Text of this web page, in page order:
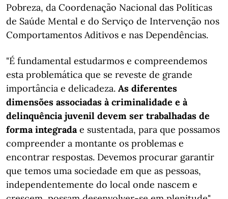
Pobreza, da Coordenação Nacional das Políticas
de Saúde Mental e do Serviço de Intervenção nos
Comportamentos Aditivos e nas Dependências.
"É fundamental estudarmos e compreendemos
esta problemática que se reveste de grande
importância e delicadeza. As diferentes
dimensões associadas à criminalidade e à
delinquência juvenil devem ser trabalhadas de
forma integradae sustentada, para que possamos
compreender a montante os problemas e
encontrar respostas. Devemos procurar garantir
que temos uma sociedade em que as pessoas,
independentemente do local onde nascem e